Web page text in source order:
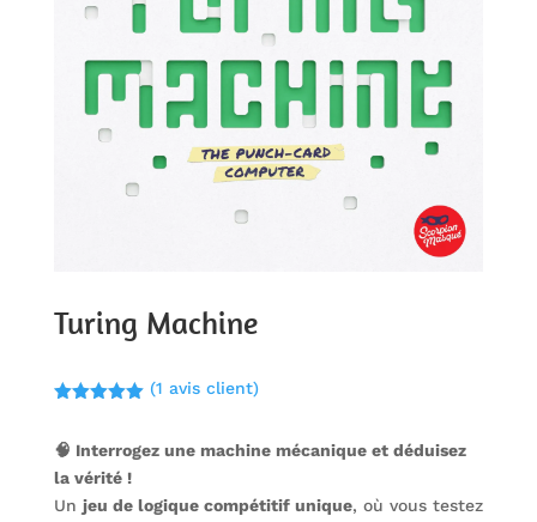
Turing Machine
basé sur
client
(1 avis client)
🧠 Interrogez une machine mécanique et déduisez
la vérité !
Un jeu de logique compétitif unique, où vous testez